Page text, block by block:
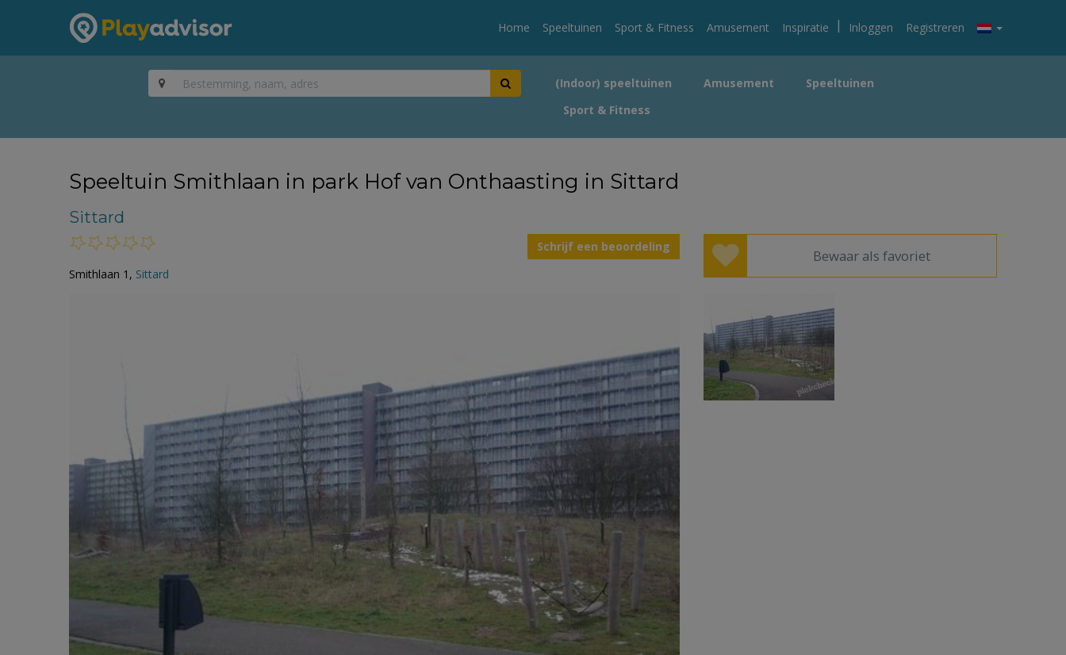
Home Speeltuinen Sport & Fitness Amusement Inspiratie | Inloggen Registreren
(Indoor) speeltuinen Amusement
Speeltuinen
Sport & Fitness
Speeltuin Smithlaan in park Hof van Onthaasting in Sittard
Sittard
Schrijf een beoordeling
Smithlaan 1, Sittard
Bewaar als favoriet